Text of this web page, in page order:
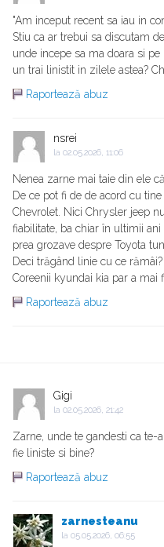
"Am inceput recent sa iau in
Stiu ca ar trebui sa discutam
unde incepe sa ma doara si
un trai linistit in zilele astea?
Raportează abuz
nsrei
la 02.05.2026, 11:06
Nenea zarne mai taie din ele
De ce pot fi de de acord cu
Chevrolet. Nici Chrysler jeep
fiabilitate, ba chiar în ultimii
prea grozave despre Toyota
Deci trăgând linie cu ce rămâi?
Coreenii kyundai kia par a mai
Raportează abuz
Gigi
la 02.05.2026, 21:42
Zarne, unde te gandesti ca te-
fie liniste si bine?
Raportează abuz
zarnesteanu
la 05.05.2026, 06:55